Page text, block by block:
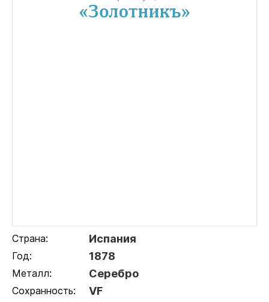
Страна: Испания
Год: 1878
Металл: Серебро
Сохранность: VF